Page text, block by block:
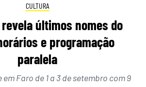
CULTURA
últimos nomes do
e programação
paralela
Faro de 1 a 3 de setembro com 9